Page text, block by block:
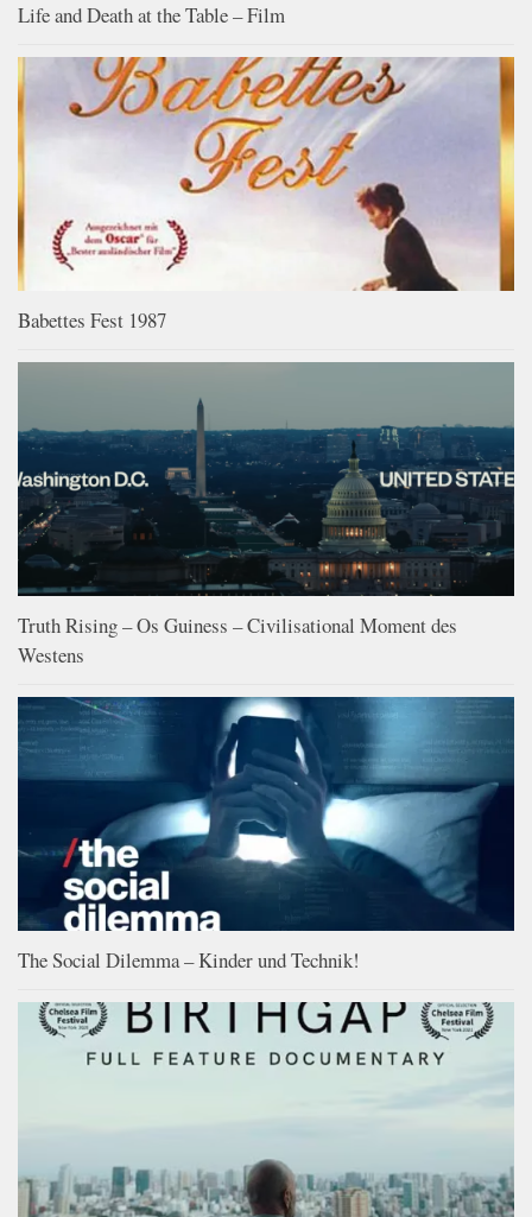
Life and Death at the Table – Film
Babettes Fest 1987
Truth Rising – Os Guiness – Civilisational Moment des
Westens
The Social Dilemma – Kinder und Technik!